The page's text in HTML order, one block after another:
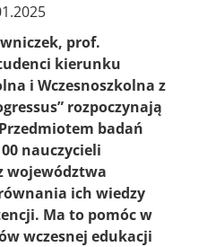
prof.
kierunku
i Wczesnoszkolna z
rozpoczynają
badań
nauczycieli
województwa
ich wiedzy
Ma to pomóc w
wczesnej edukacji